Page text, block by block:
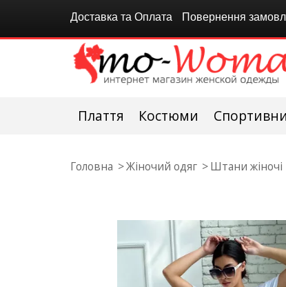
Доставка та Оплата Повернення
Плаття Костюми
Головна Жіночий одяг Штани жіночі